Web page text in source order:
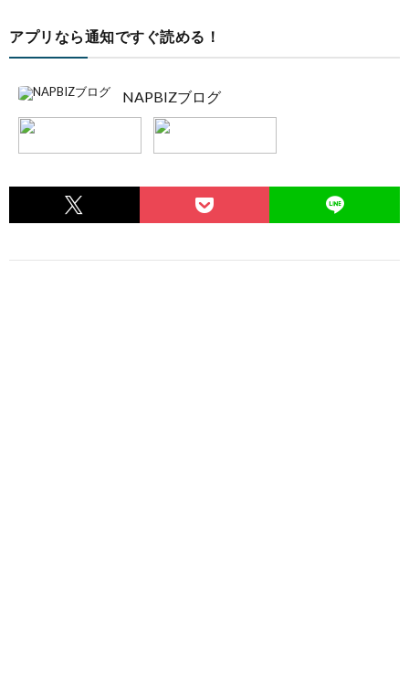
アプリなら通知ですぐ読める！
NAPBIZブログ